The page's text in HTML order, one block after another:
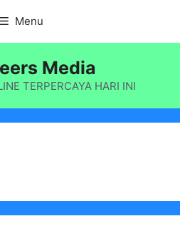
Menu
Media
TERPERCAYA HARI INI